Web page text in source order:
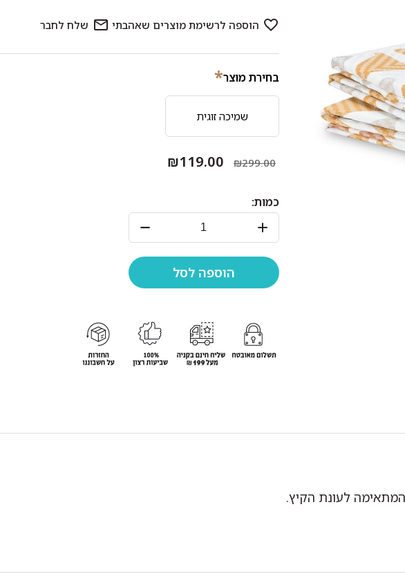
בחירת מוצר*
שמיכה זוגית
₪299.00
₪119.00
כמות: